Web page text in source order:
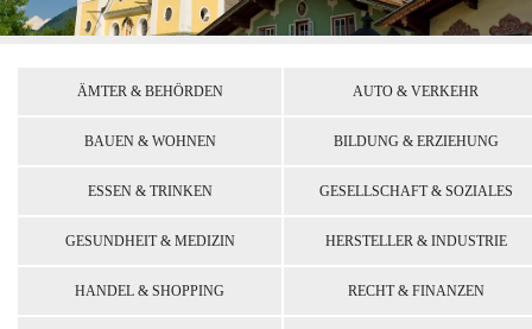
ÄMTER & BEHÖRDEN AUTO & VERKEHR
BAUEN & WOHNEN BILDUNG & ERZIEHUNG
ESSEN & TRINKEN GESELLSCHAFT & SOZIALES
GESUNDHEIT & MEDIZIN HERSTELLER & INDUSTRIE
HANDEL & SHOPPING RECHT & FINANZEN